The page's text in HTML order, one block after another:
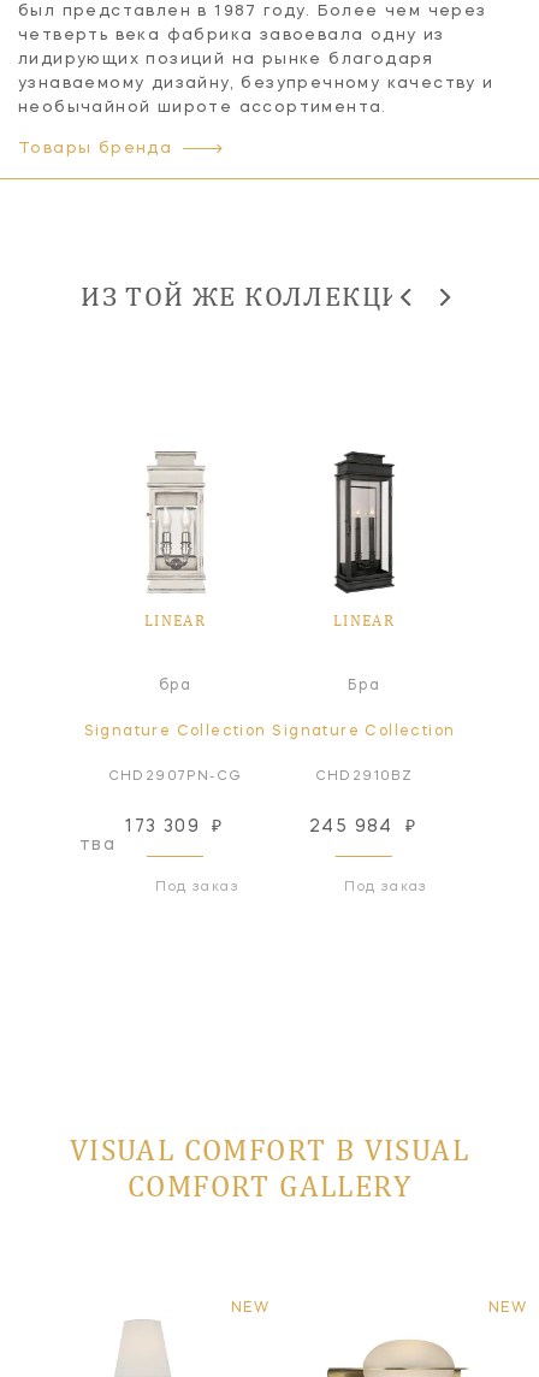
был представлен в 1987 году. Более чем через
четверть века фабрика завоевала одну из
лидирующих позиций на рынке благодаря
узнаваемому дизайну, безупречному качеству и
необычайной широте ассортимента.
Товары бренда
ИЗ ТОЙ ЖЕ КОЛЛЕКЦИИ
LINEAR
бра
Signature Collection
CHD2907PN-CG
173 309 ₽
Под заказ
LINEAR
Бра
Signature Collection
CHD2910BZ
245 984 ₽
Под заказ
VISUAL COMFORT В VISUAL
COMFORT GALLERY
NEW NEW